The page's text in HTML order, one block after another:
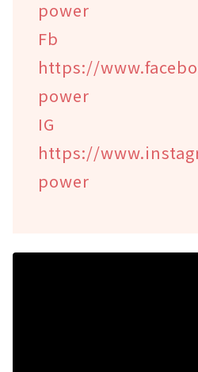
power
Fb
https://
power
IG
https://
power